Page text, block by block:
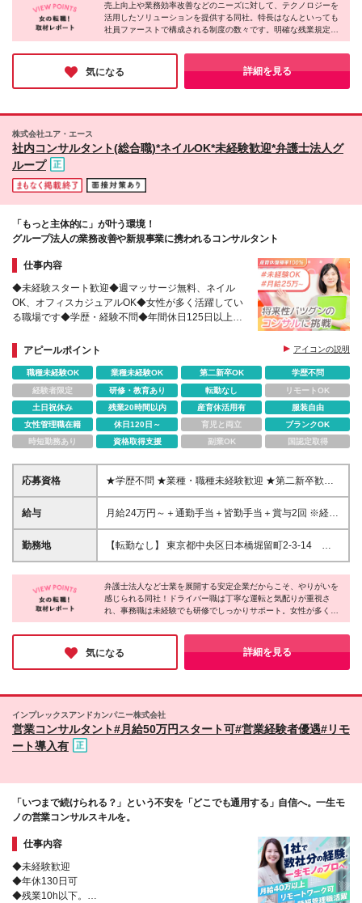
ご確認ください。 ※上記年俸に加え業績賞与（年1回
／12月）と諸手当を別途支給いたします。 ※残業代
は別途全額支給します。 ※試用期間6ヶ月間内の給与･
※対象月に関しては変動する可能性もあり ＊業績賞与
年1回（12月）※賞与支給月は変更となる可能性あり
ドバンスト・テクノロジーセンター仙台／宮城県仙台
市 ■アクセンチュア・アドバンスト・テクノロジーセ
ンター名古屋／愛知県名古屋市 ■アクセンチュア・ア
ドバンスト・テクノロジーセンター福岡／福岡県福岡
市 ※選考時に希望の勤務地をお伝えください ※変更の
売上向上や業務効率改善などのニーズに対して、テクノロジーを
活用したソリューションを提供する同社。特長はなんといっても
社員ファーストで構成される制度の数々です。明確な残業規定
や、世界中のどのポジションにもジョブチェンジが気軽にできる
社内異動制度など、社員の働き方やキャリア形成に寄り添う仕組
みが目白押しです。常に時代に即したカタチに適応していくアッ
プデート型の職場に身を置きたい方にオススメです。
気になる 詳細を見る
株式会社ユア・エース
社内コンサルタント(総合職)*ネイルOK*未経験歓迎*弁護士法人グ
ループ
「もっと主体的に」が叶う環境！
グループ法人の業務改善や新規事業に携われるコンサルタント
仕事内容
◆未経験スタート歓迎◆週マッサージ無料、ネイル
OK、オフィスカジュアルOK◆女性が多く活躍してい
る職場です◆学歴・経験不問◆年間休日125日以上
アピールポイント
アイコンの説明
職種未経験OK 業種未経験OK 第二新卒OK
学歴不問
経験者限定
研修・教育あり 転勤なし
リモートOK
土日祝休み
残業20時間以内 産育休活用有
服装自由
女性管理職在籍
休日120日～ 育児と両立
ブランクOK
時短勤務あり
資格取得支援 副業OK 国認定取得
応募資格
★学歴不問 ★業種・職種未経験歓迎 ★第二新卒歓迎
＼こんな方にぴったりです♪／ ■仕事を通して成長し
たい方 ■新しいことにチャレンジしたい方 ■主体性を
給与
月給24万円～＋通勤手当＋皆勤手当＋賞与2回 ※経
験・能力を考慮のうえ、決定します。 ※残業代（時間
外手当）は別途全額支給 ※通勤手当は月5万円まで支
れます ※給与はスキル・経験・能力を考慮して決定し
ます ◆年功序列なしで公平な評価システム◆ 実力と
やる気を積極的に評価をする風土で、「自ら課題を見
実行力」「周囲を巻き込むコミュニケーション力」な
どを総合的に評価します。 実際に、入社3年目・20代
でチームのリーダーとして複数法人の改善プロジェク
勤務地
【転勤なし】 東京都中央区日本橋堀留町2-3-14 堀
留THビル2階 ※グループ会社（弁護士法人ユア・エー
ス）と同様の勤務地 ※(変更の範囲)上記を除く当社関
連勤務地
弁護士法人など士業を展開する安定企業だからこそ、やりがいを
感じられる同社！ドライバー職は丁寧な運転と気配りが重視さ
れ、事務職は未経験でも研修でしっかりサポート。女性が多く活
躍する職場で働きやすい環境も整っています♪ どちらも意欲や人
柄重視の採用なので、経験よりもあなたらしさや前向きな姿勢を
大切にしています。安定性抜群の同社で新たなキャリアをスター
トさせませんか？
気になる 詳細を見る
インプレックスアンドカンパニー株式会社
営業コンサルタント#月給50万円スタート可#営業経験者優遇#リモ
ート導入有
「いつまで続けられる？」という不安を「どこでも通用する」自信へ。一生モ
ノの営業コンサルスキルを。
仕事内容
◆未経験歓迎
◆年休130日可
◆残業10h以下。